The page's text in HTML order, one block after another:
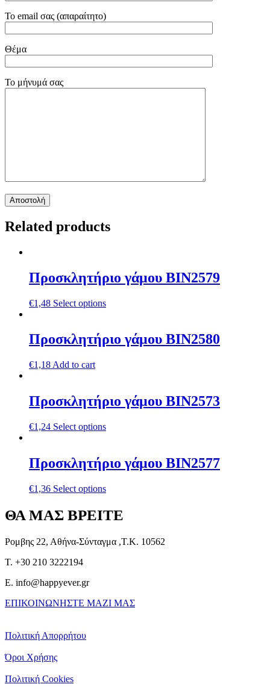
Το email σας (απαραίτητο)
Θέμα
Το μήνυμά σας
Related products
Προσκλητήριο γάμου ΒΙΝ2579
€1,48 Select options
Προσκλητήριο γάμου ΒΙΝ2580
€1,18 Add to cart
Προσκλητήριο γάμου ΒΙΝ2573
€1,24 Select options
Προσκλητήριο γάμου ΒΙΝ2577
€1,36 Select options
ΘΑ ΜΑΣ ΒΡΕΙΤΕ
Ρομβης 22, Αθήνα-Σύνταγμα ,Τ.Κ. 10562
T. +30 210 3222194
E. info@happyever.gr
ΕΠΙΚΟΙΝΩΝΗΣΤΕ ΜΑΖΙ ΜΑΣ
Πολιτική Απορρήτου
Όροι Χρήσης
Πολιτική Cookies